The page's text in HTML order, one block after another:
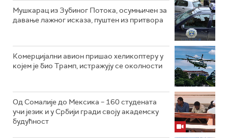
Мушкарац из Зубиног Потока, осумњичен за
давање лажног исказа, пуштен из притвора
Комерцијални авион пришао хеликоптеру у
којем је био Трамп, истражују се околности
Од Сомалије до Мексика – 160 студената
учи језик и у Србији гради своју академску
будућност